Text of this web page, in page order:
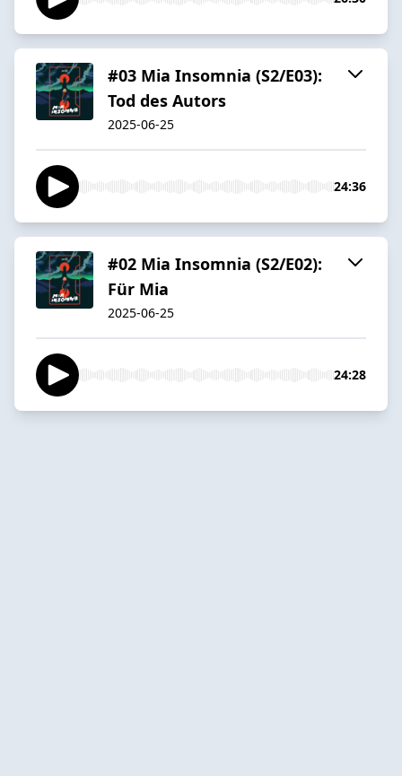
#03 Mia Insomnia (S2/E03):
Tod des Autors
2025-06-25
24:36
#02 Mia Insomnia (S2/E02):
Für Mia
2025-06-25
24:28